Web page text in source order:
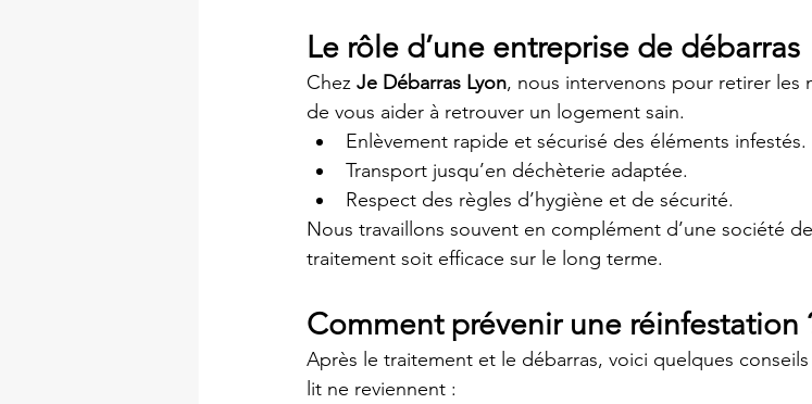
Le rôle d’une entreprise de débarras
Chez Je Débarras Lyon, nous intervenons pour retirer les
de vous aider à retrouver un logement sain.
Enlèvement rapide et sécurisé des éléments infestés.
Transport jusqu’en déchèterie adaptée.
Respect des règles d’hygiène et de sécurité.
Nous travaillons souvent en complément d’une société
traitement soit efficace sur le long terme.
Comment prévenir une réinfestation
Après le traitement et le débarras, voici quelques
lit ne reviennent :